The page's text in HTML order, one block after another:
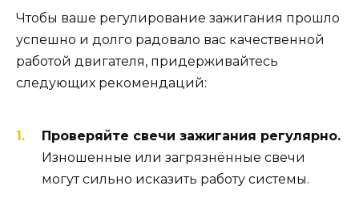
Чтобы ваше регулирование зажигания прошло
успешно и долго радовало вас качественной
работой двигателя, придерживайтесь
следующих рекомендаций:
Проверяйте свечи зажигания регулярно.
Изношенные или загрязнённые свечи
могут сильно исказить работу системы.